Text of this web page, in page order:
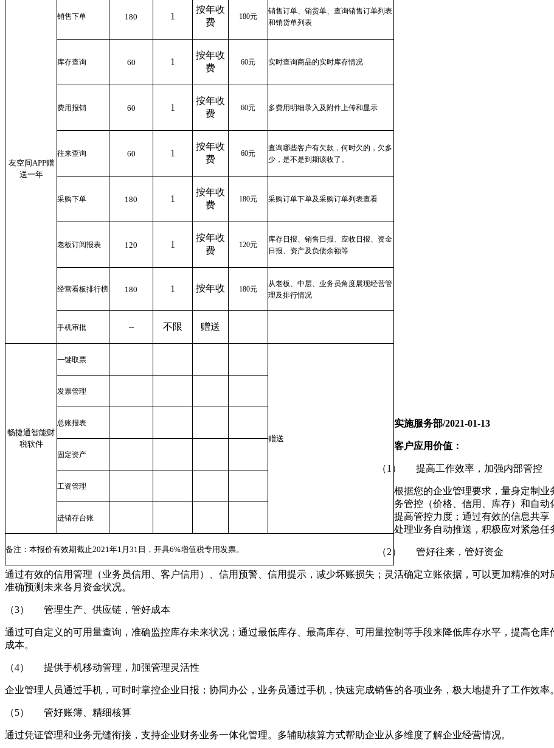
友空间APP赠
送一年
销售下单 180 1
按年收
费
180元
销售订单、销货单、查询销售订单列表
和销货单列表
库存查询 60 1
按年收
费
60元 实时查询商品的实时库存情况
费用报销 60 1
按年收
费
60元 多费用明细录入及附件上传和显示
往来查询 60 1
按年收
费
60元
查询哪些客户有欠款，何时欠的，欠多
少，是不是到期该收了。
采购下单 180 1
按年收
费
180元 采购订单下单及采购订单列表查看
老板订阅报表 120 1
按年收
费
120元
库存日报、销售日报、应收日报、资金
日报、资产及负债余额等
经营看板排行榜 180 1 按年收 180元
从老板、中层、业务员角度展现经营管
理及排行情况
手机审批 -- 不限 赠送
畅捷通智能财
税软件
一键取票
赠送
发票管理
总账报表
固定资产
工资管理
进销存台账
备注：本报价有效期截止2021年1 月 31 日，开具6%增值税专用发票。
实施服务部/2021-01-13
客户应用价值：
（1） 提高工作效率，加强内部管控
根据您的企业管理要求，量身定制
务管控（价格、信用、库存）和自
提高管控力度；通过有效的信息共
处理业务自动推送，积极应对紧急任
（2） 管好往来，管好资金
通过有效的信用管理（业务员信用、客户信用）、信用预警、信用提示，减少坏账损失；灵活确定立账依据，可以更加精准的
准确预测未来各月资金状况。
（3） 管理生产、供应链，管好成本
通过可自定义的可用量查询，准确监控库存未来状况；通过最低库存、最高库存、可用量控制等手段来降低库存水平，提高仓
成本。
（4） 提供手机移动管理，加强管理灵活性
企业管理人员通过手机，可时时掌控企业日报；协同办公，业务员通过手机，快速完成销售的各项业务，极大地提升了工作效率。
（5） 管好账簿、精细核算
通过凭证管理和业务无缝衔接，支持企业财务业务一体化管理。多辅助核算方式帮助企业从多维度了解企业经营情况。